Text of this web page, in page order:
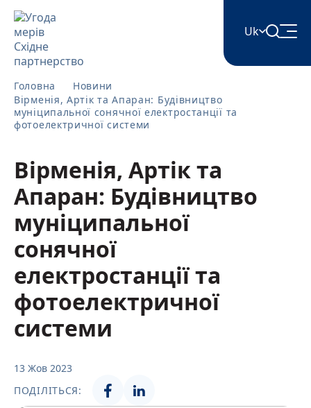
Uk
English
Հայերեն
Azərbaycan
ქართული
Română
Українська
Головна
Новини
Вірменія, Артік та Апаран: Будівництво
муніципальної сонячної електростанції та
фотоелектричної системи
Вірменія, Артік та
Апаран: Будівництво
муніципальної
сонячної
електростанції та
фотоелектричної
системи
13 Жов 2023
ПОДІЛІТЬСЯ: